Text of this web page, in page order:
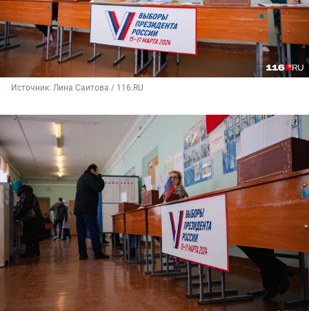
Источник: Лина Саитова / 116.RU